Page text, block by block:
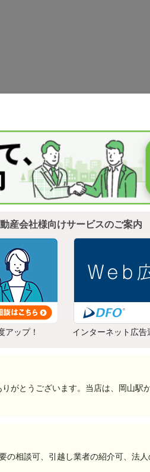
産会社様向けサービスのご案内
アップ！ インターネット広告
がとうございます。当店は、岡山駅
の相談可、引越し業者の紹介可、法